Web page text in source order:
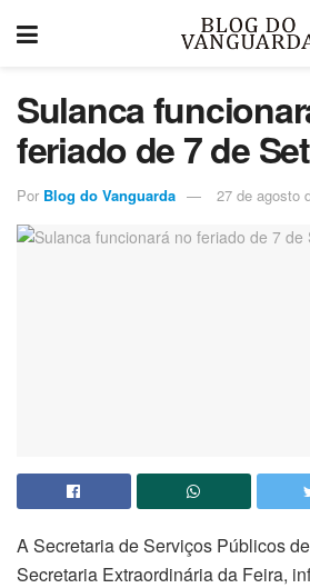
Sulanca
feriado de 7 de
Por Blog do Vanguarda 27 de agosto
A Secretaria de Serviços Públicos
Secretaria Extraordinária da Feira,